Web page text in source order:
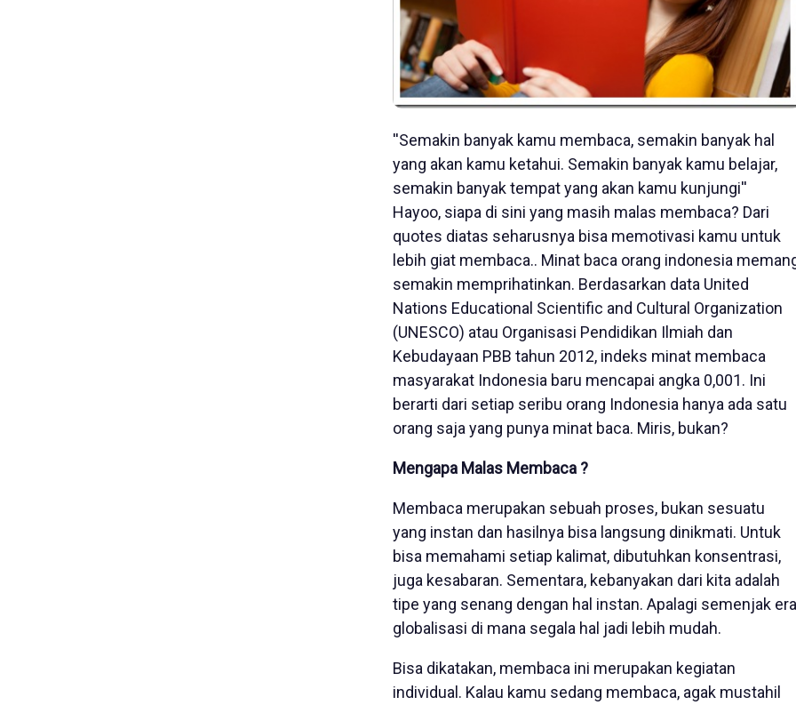
''Semakin banyak kamu membaca, semakin banyak hal
yang akan kamu ketahui. Semakin banyak kamu belajar,
semakin banyak tempat yang akan kamu kunjungi''
Hayoo, siapa di sini yang masih malas membaca? Dari
quotes diatas seharusnya bisa memotivasi kamu untuk
lebih giat membaca.. Minat baca orang indonesia
semakin memprihatinkan. Berdasarkan data United
Nations Educational Scientific and Cultural Organization
(UNESCO) atau Organisasi Pendidikan Ilmiah dan
Kebudayaan PBB tahun 2012, indeks minat membaca
masyarakat Indonesia baru mencapai angka 0,001. Ini
berarti dari setiap seribu orang Indonesia hanya ada satu
orang saja yang punya minat baca. Miris, bukan?
Mengapa Malas Membaca ?
Membaca merupakan sebuah proses, bukan sesuatu
yang instan dan hasilnya bisa langsung dinikmati. Untuk
bisa memahami setiap kalimat, dibutuhkan konsentrasi,
juga kesabaran. Sementara, kebanyakan dari kita adalah
tipe yang senang dengan hal instan. Apalagi semenjak era
globalisasi di mana segala hal jadi lebih mudah.
Bisa dikatakan, membaca ini merupakan kegiatan
individual. Kalau kamu sedang membaca, agak mustahil